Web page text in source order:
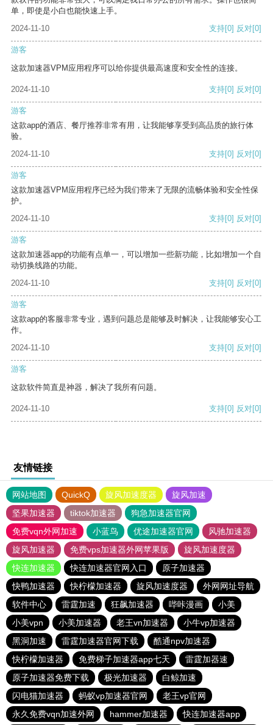
单，即使是小白也能快速上手。
2024-11-10
支持[0] 反对[0]
游客
这款加速器VPM应用程序可以给你提供最高速度和安全性的连接。
2024-11-10 支持[0] 反对[0]
游客
这款app的酒店、餐厅推荐非常有用，让我能够享受到高品质的旅行体
验。
2024-11-10
支持[0] 反对[0]
游客
这款加速器VPM应用程序已经为我们带来了无限的流畅体验和安全性保
护。
2024-11-10
支持[0] 反对[0]
游客
这款加速器app的功能有点单一，可以增加一些新功能，比如增加一个自
动切换线路的功能。
2024-11-10
支持[0] 反对[0]
游客
这款app的客服非常专业，遇到问题总是能够及时解决，让我能够安心工
作。
2024-11-10
支持[0] 反对[0]
游客
这款软件简直是神器，解决了我所有问题。
2024-11-10 支持[0] 反对[0]
友情链接
网站地图 QuickQ 旋风加速度器
旋风加速
坚果加速器
tiktok加速器
狗急加速器官网
免费vqn外网加速
小蓝鸟 优途加速器官网
风驰加速器
旋风加速器
免费vps加速器外网苹果版
旋风加速度器
快连加速器
快连加速器官网入口
原子加速器
快鸭加速器
快柠檬加速器 旋风加速度器
外网网址导航
软件中心
雷霆加速 狂飙加速器 哔咔漫画
小美
小美vpn
小美加速器 老王vn加速器
小牛vp加速器
黑洞加速
雷霆加速器官网下载
酷通npv加速器
快柠檬加速器
免费梯子加速器app七天
雷霆加器速
原子加速器免费下载
极光加速器
白鲸加速
闪电猫加速器
蚂蚁vp加速器官网
老王vp官网
永久免费vqn加速外网
hammer加速器 快连加速器app